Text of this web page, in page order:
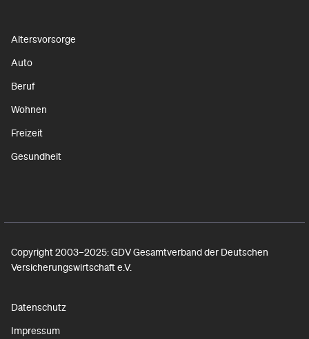
Altersvorsorge
Auto
Beruf
Wohnen
Freizeit
Gesundheit
Copyright 2003–2025: GDV Gesamtverband der Deutschen
Versicherungswirtschaft e.V.
Datenschutz
Impressum